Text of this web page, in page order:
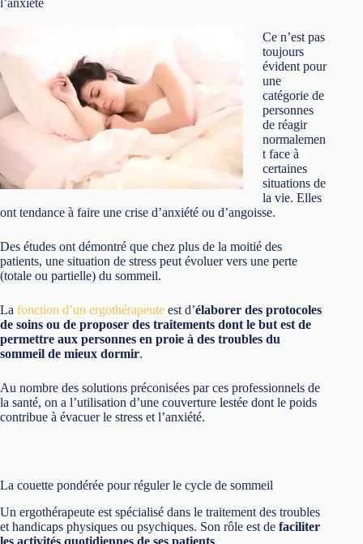
l’anxiété
Ce n’est pas
toujours
évident pour
une
catégorie de
personnes
de réagir
normalemen
t face à
certaines
situations de
la vie. Elles
ont tendance à faire une crise d’anxiété ou d’angoisse.
Des études ont démontré que chez plus de la moitié des
patients, une situation de stress peut évoluer vers une perte
(totale ou partielle) du sommeil.
La fonction d’un ergothérapeute est d’élaborer des protocoles
de soins ou de proposer des traitements dont le but est de
permettre aux personnes en proie à des troubles du
sommeil de mieux dormir.
Au nombre des solutions préconisées par ces professionnels de
la santé, on a l’utilisation d’une couverture lestée dont le poids
contribue à évacuer le stress et l’anxiété.
La couette pondérée pour réguler le cycle de sommeil
Un ergothérapeute est spécialisé dans le traitement des troubles
et handicaps physiques ou psychiques. Son rôle est de faciliter
les activités quotidiennes de ses patients